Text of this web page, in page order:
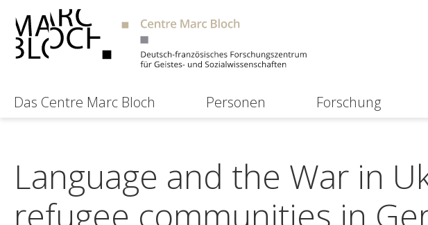
Das Centre Marc Bloch Personen Forschung
Language and the War in
refugee communities in